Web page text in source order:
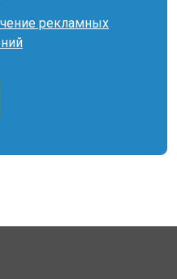
рекламных